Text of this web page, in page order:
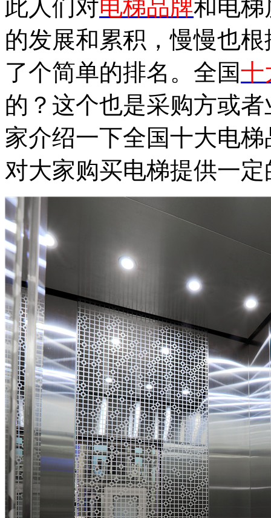
此人们对电梯品牌和电梯
的发展和累积，慢慢也
了个简单的排名。全国十
的？这个也是采购方或
家介绍一下全国十大电
对大家购买电梯提供一